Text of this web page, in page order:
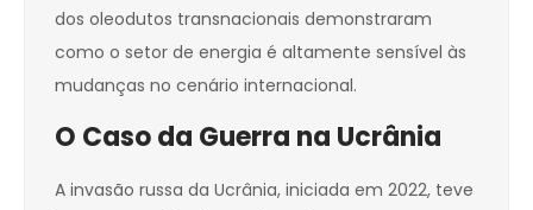
dos oleodutos transnacionais demonstraram
como o setor de energia é altamente sensível às
mudanças no cenário internacional.
O Caso da Guerra na Ucrânia
A invasão russa da Ucrânia, iniciada em 2022, teve